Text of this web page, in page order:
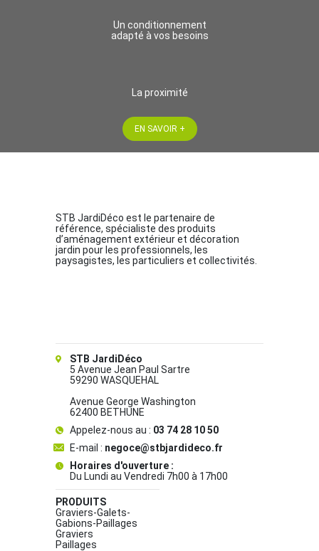
Un conditionnement
adapté à vos besoins
La proximité
EN SAVOIR +
STB JardiDéco est le partenaire de
référence, spécialiste des produits
d’aménagement extérieur et décoration
jardin pour les professionnels, les
paysagistes, les particuliers et collectivités.
STB JardiDéco
5 Avenue Jean Paul Sartre
59290 WASQUEHAL
Avenue George Washington
62400 BETHUNE
Appelez-nous au : 03 74 28 10 50
E-mail : negoce@stbjardideco.fr
Horaires d'ouverture :
Du Lundi au Vendredi 7h00 à 17h00
PRODUITS
Graviers-Galets-
Gabions-Paillages
Graviers
Paillages